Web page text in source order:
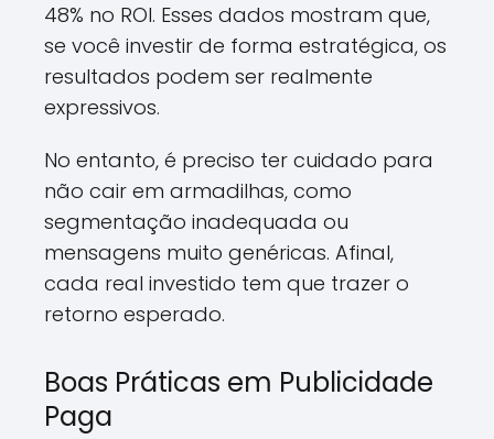
48% no ROI. Esses dados mostram que,
se você investir de forma estratégica, os
resultados podem ser realmente
expressivos.
No entanto, é preciso ter cuidado para
não cair em armadilhas, como
segmentação inadequada ou
mensagens muito genéricas. Afinal,
cada real investido tem que trazer o
retorno esperado.
Boas Práticas em Publicidade
Paga